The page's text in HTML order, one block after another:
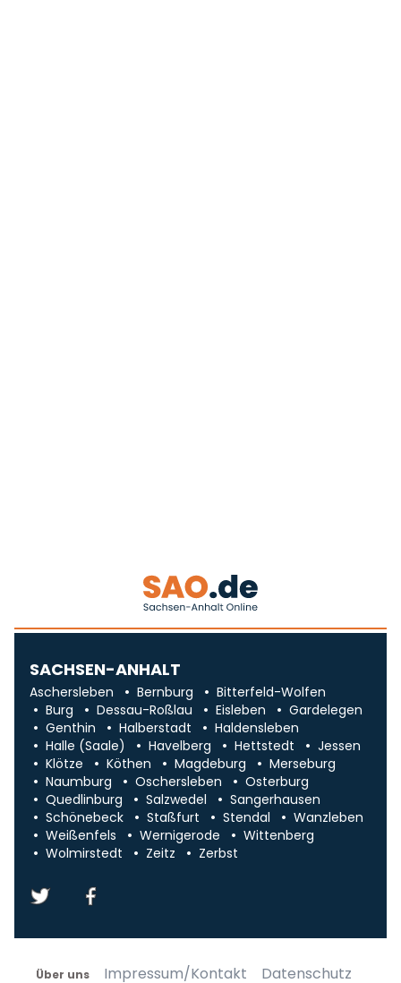
SACHSEN-ANHALT
Aschersleben Bernburg
Bitterfeld-Wolfen
Burg
Dessau-Roßlau Eisleben
Gardelegen
Genthin
Halberstadt
Haldensleben
Halle (Saale)
Havelberg Hettstedt
Jessen
Klötze
Köthen Magdeburg
Merseburg
Naumburg
Oschersleben
Osterburg
Quedlinburg
Salzwedel
Sangerhausen
Schönebeck
Staßfurt Stendal
Wanzleben
Weißenfels
Wernigerode
Wittenberg
Wolmirstedt
Zeitz Zerbst
Über uns Impressum/Kontakt Datenschutz